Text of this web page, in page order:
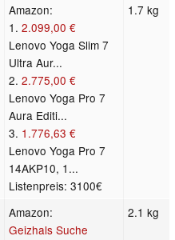
Amazon:
1.2.099,00 €
Lenovo Yoga Slim 7
Ultra Aur...
2.2.775,00 €
Lenovo Yoga Pro 7
Aura Editi...
3. 1.776,63 €
Lenovo Yoga Pro 7
14AKP10, 1...
Listenpreis: 3100€
1.7 kg
Amazon:
Geizhals Suche
2.1 kg